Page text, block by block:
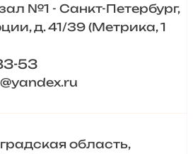
№1 - Санкт-Петербург,
д. 41/39 (Метрика, 1
53
область,